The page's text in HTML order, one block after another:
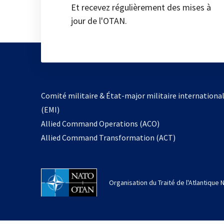
Et recevez régulièrement des mises à
jour de l'OTAN.
Comité militaire & État-major militaire international
(EMI)
Allied Command Operations (ACO)
Allied Command Transformation (ACT)
Organisation du Traité de l'Atlantique